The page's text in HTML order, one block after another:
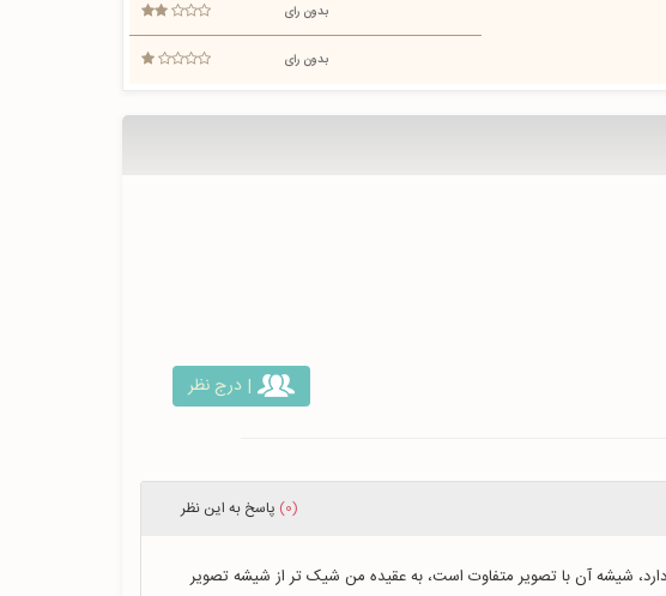
بدون رای
بدون رای
| درج نظر
(0) پاسخ به این نظر